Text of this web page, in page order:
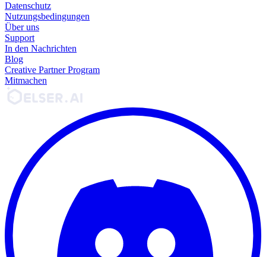
Datenschutz
Nutzungsbedingungen
Über uns
Support
In den Nachrichten
Blog
Creative Partner Program
Mitmachen